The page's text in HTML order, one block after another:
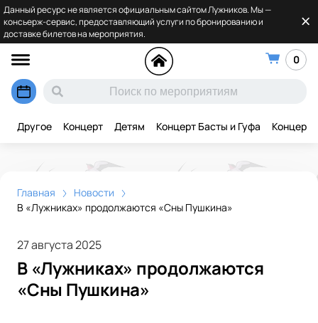
Данный ресурс не является официальным сайтом Лужников. Мы —
консьерж-сервис, предоставляющий услуги по бронированию и
доставке билетов на мероприятия.
0
Другое Концерт Детям Концерт Басты и Гуфа Концерт
Главная
Новости
В «Лужниках» продолжаются «Сны Пушкина»
27 августа 2025
В «Лужниках» продолжаются
«Сны Пушкина»